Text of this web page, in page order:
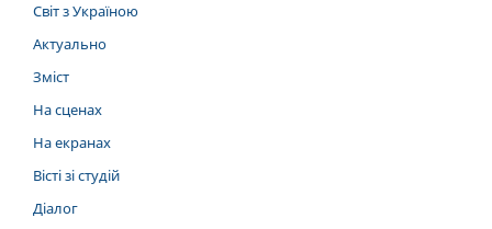
Світ з Україною
Актуально
Зміст
На сценах
На екранах
Вісті зі студій
Діалог